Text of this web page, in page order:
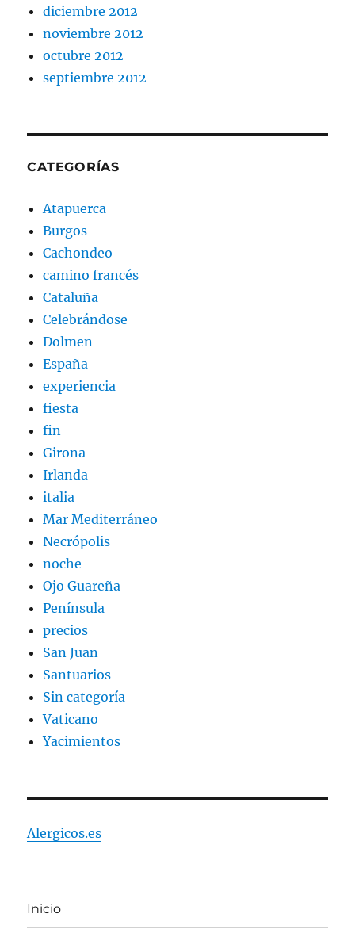
diciembre 2012
noviembre 2012
octubre 2012
septiembre 2012
CATEGORÍAS
Atapuerca
Burgos
Cachondeo
camino francés
Cataluña
Celebrándose
Dolmen
España
experiencia
fiesta
fin
Girona
Irlanda
italia
Mar Mediterráneo
Necrópolis
noche
Ojo Guareña
Península
precios
San Juan
Santuarios
Sin categoría
Vaticano
Yacimientos
Alergicos.es
Inicio